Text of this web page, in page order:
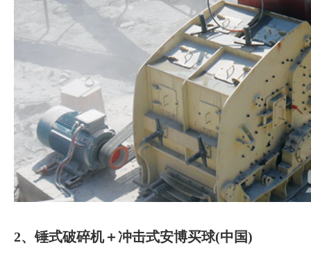
2、锤式破碎机＋冲击式安博买球(中国)